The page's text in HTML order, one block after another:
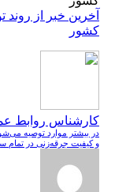
آخرین خبر از
کشور
کارشناس روابط
در بیشتر موارد توصیه
و کیفیت جرقه‌زنی در تمام